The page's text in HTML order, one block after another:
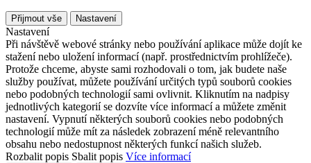
Přijmout vše Nastavení
Nastavení
Při návštěvě webové stránky nebo používání aplikace může dojít ke
stažení nebo uložení informací (např. prostřednictvím prohlížeče).
Protože chceme, abyste sami rozhodovali o tom, jak budete naše
služby používat, můžete používání určitých typů souborů cookies
nebo podobných technologií sami ovlivnit. Kliknutím na nadpisy
jednotlivých kategorií se dozvíte více informací a můžete změnit
nastavení. Vypnutí některých souborů cookies nebo podobných
technologií může mít za následek zobrazení méně relevantního
obsahu nebo nedostupnost některých funkcí našich služeb.
Rozbalit popis Sbalit popis Více informací